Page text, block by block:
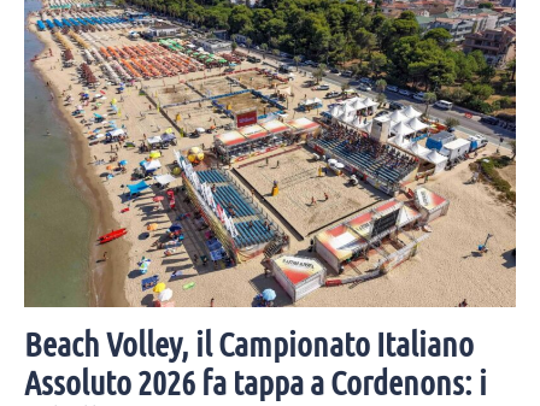
Beach Volley, il Campionato Italiano
Assoluto 2026 fa tappa a Cordenons: i